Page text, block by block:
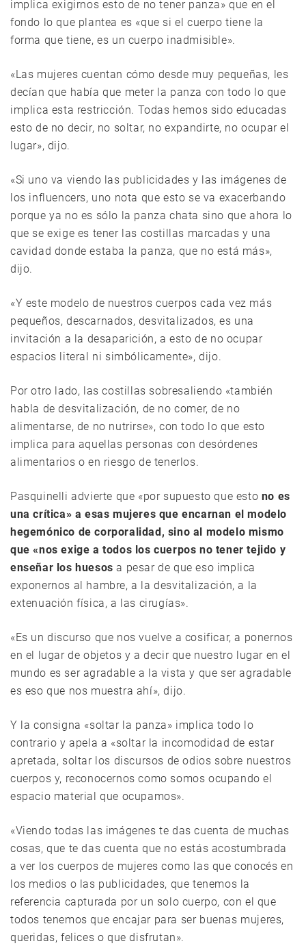
implica exigirnos esto de no tener panza» que en el
fondo lo que plantea es «que si el cuerpo tiene la
forma que tiene, es un cuerpo inadmisible».
«Las mujeres cuentan cómo desde muy pequeñas, les
decían que había que meter la panza con todo lo que
implica esta restricción. Todas hemos sido educadas
esto de no decir, no soltar, no expandirte, no ocupar el
lugar», dijo.
«Si uno va viendo las publicidades y las imágenes de
los influencers, uno nota que esto se va exacerbando
porque ya no es sólo la panza chata sino que ahora lo
que se exige es tener las costillas marcadas y una
cavidad donde estaba la panza, que no está más»,
dijo.
«Y este modelo de nuestros cuerpos cada vez más
pequeños, descarnados, desvitalizados, es una
invitación a la desaparición, a esto de no ocupar
espacios literal ni simbólicamente», dijo.
Por otro lado, las costillas sobresaliendo «también
habla de desvitalización, de no comer, de no
alimentarse, de no nutrirse», con todo lo que esto
implica para aquellas personas con desórdenes
alimentarios o en riesgo de tenerlos.
Pasquinelli advierte que «por supuesto que esto no es
una crítica» a esas mujeres que encarnan el modelo
hegemónico de corporalidad, sino al modelo mismo
que «nos exige a todos los cuerpos no tener tejido y
enseñar los huesos a pesar de que eso implica
exponernos al hambre, a la desvitalización, a la
extenuación física, a las cirugías».
«Es un discurso que nos vuelve a cosificar, a ponernos
en el lugar de objetos y a decir que nuestro lugar en el
mundo es ser agradable a la vista y que ser agradable
es eso que nos muestra ahí», dijo.
Y la consigna «soltar la panza» implica todo lo
contrario y apela a «soltar la incomodidad de estar
apretada, soltar los discursos de odios sobre nuestros
cuerpos y, reconocernos como somos ocupando el
espacio material que ocupamos».
«Viendo todas las imágenes te das cuenta de muchas
cosas, que te das cuenta que no estás acostumbrada
a ver los cuerpos de mujeres como las que conocés en
los medios o las publicidades, que tenemos la
referencia capturada por un solo cuerpo, con el que
todos tenemos que encajar para ser buenas mujeres,
queridas, felices o que disfrutan».